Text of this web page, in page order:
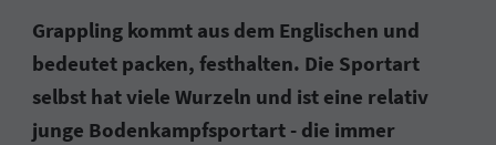
Grappling kommt aus dem Englischen und
bedeutet packen, festhalten. Die Sportart
selbst hat viele Wurzeln und ist eine relativ
junge Bodenkampfsportart - die immer